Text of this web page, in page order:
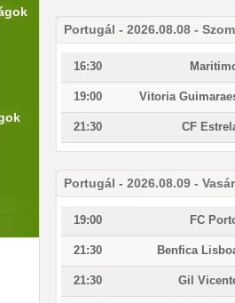
Portugál - 2026.08.08 -
16:30
19:00 Vitoria
21:30 CF
Portugál - 2026.08.09 -
19:00 FC
21:30 Benfica
21:30 Gil